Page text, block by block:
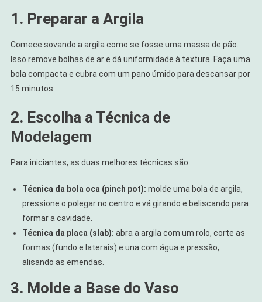
1. Preparar a Argila
Comece sovando a argila como se fosse uma massa de pão.
Isso remove bolhas de ar e dá uniformidade à textura. Faça uma
bola compacta e cubra com um pano úmido para descansar por
15 minutos.
2. Escolha a Técnica de
Modelagem
Para iniciantes, as duas melhores técnicas são:
Técnica da bola oca (pinch pot): molde uma bola de argila,
pressione o polegar no centro e vá girando e beliscando para
formar a cavidade.
Técnica da placa (slab): abra a argila com um rolo, corte as
formas (fundo e laterais) e una com água e pressão,
alisando as emendas.
3. Molde a Base do Vaso